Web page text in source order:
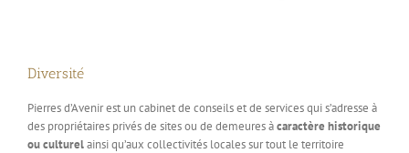
Diversité
Pierres d’Avenir est un cabinet de conseils et de services qui s’adresse à
des propriétaires privés de sites ou de demeures àcaractère historique
ou culturelainsi qu’aux collectivités locales sur tout le territoire